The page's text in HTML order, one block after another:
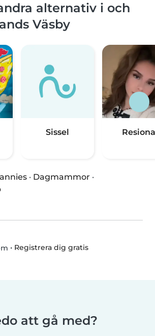
alternativ i och
Väsby
Sissel Resiona
· Dagmammor ·
• Registrera dig gratis
att gå med?